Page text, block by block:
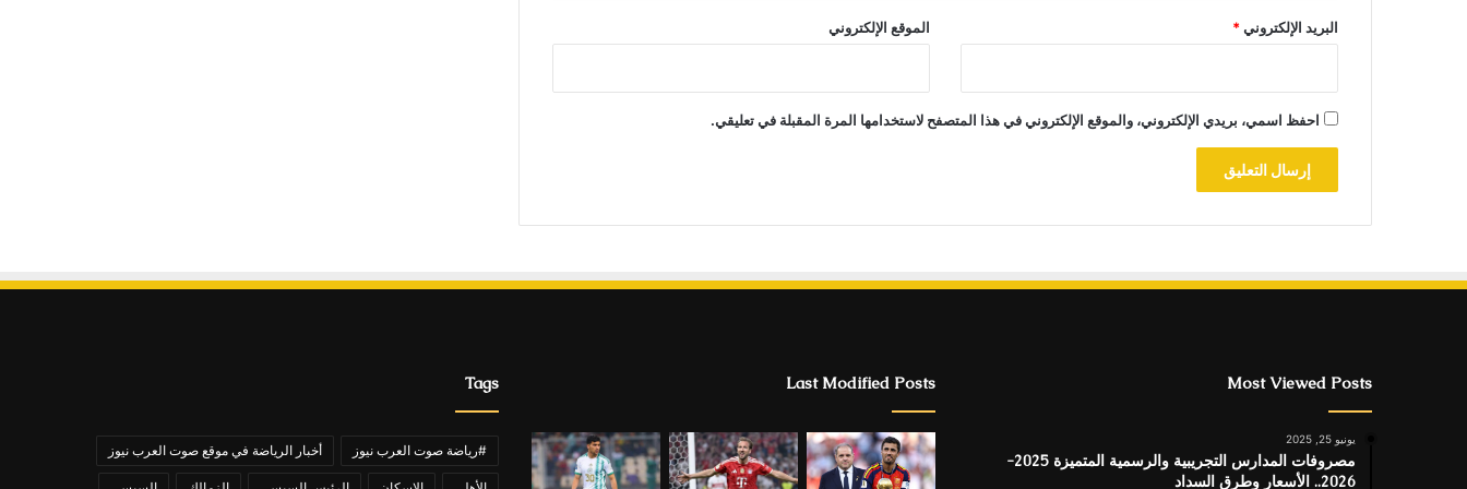
البريد الإلكتروني* الموقع الإلكتروني
احفظ اسمي، بريدي الإلكتروني، والموقع الإلكتروني في هذا المتصفح لاستخدامها المرة المقبلة في تعليقي.
Most Viewed Posts
يونيو 25, 2025
مصروفات المدارس التجريبية والرسمية المتميزة 2025-
2026.. الأسعار وطرق السداد
Last Modified Posts
Tags
#رياضة صوت العرب نيوز أخبار الرياضة في موقع صوت العرب نيوز